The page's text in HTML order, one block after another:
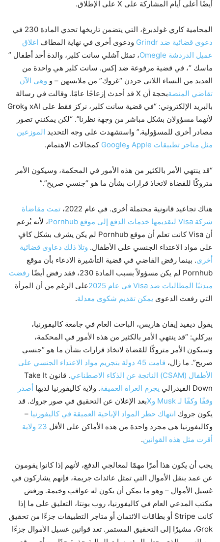
أيضًا أعلى أيام المشاركة على X على الإطلاق.
المحامية كاري غولدبرغ، التي يتضمن تاريخها تحدي المادة 230 في
دعوى قضائية ضد Grindr
ودعوى أخرى في نهاية المطاف اغلاق
عميل الدردشة Omegle
، تمثل آشلي سانت كلير، والدة أحد أطفال ”
ماسك “، في قضية مرفوعة ضد إكس. سانت كلير هي واحدة من
العديد من النساء اللاتي جردن “غروك” من ملابسهن – و وهي الآن
تقاضي المنصة
بحجة أن X قد أحدث إزعاجًا عامًا. وقالت في رسالة
بالبريد الإلكتروني: “في قضية سانت كلير، نركز فقط على xAI وGrok
لأنهما مسؤولان بشكل مباشر من وجهة نظرنا”. “لكن يمكنني تصور
مصادر أخرى للمسؤولية.” واستشهدت على وجه التحديد الموزعين
مثل متاجر تطبيقات Apple وGoogle
كمجالات الاهتمام.
“قد ينتهي الأمر بالكثير من هذه الأمور في المحكمة، وسيكون الأمر
متروكًا للقضاة لاتخاذ قرارات بشأن ما هو “جنسي صريح”.”
هناك تجاعيد قانونية محتملة أخرى. في عام 2022،
تمت مقاضاة
شركة Visa لتقديمها خدمات الدفع إلى موقع Pornhub
، لأنه يُزعم
أن Visa كانت تعلم أن موقع Pornhub لم يكن يشرف بشكل كافٍ
على مواد الاعتداء الجنسي على الأطفال. وتلا ذلك دعاوى قضائية
أخرى. بينما رفض القاضي في قضية التأشيرة الادعاء بأن موقع
Pornhub لم يكن مسؤولاً بسبب المادة 230، فقد رفض أيضًا
رفضت
مبدئيًا المطالبات ضد Visa في عام 2025
على الرغم من أن المرأة
التي رفعت الدعوى يمكن تقديم شكوى معدلة.
يقول ديفيد إيفان هاريس، الباحث العام في جامعة كاليفورنيا،
بيركلي: “قد ينتهي الأمر بالكثير من هذه الأمور في المحكمة،
وسيكون الأمر متروكًا للقضاة لاتخاذ قرارات بشأن ما هو “جنسي
صريح”. ما زال،
قامت 45 دولة بتجريم مواد الاعتداء الجنسي على
الأطفال (CSAM) الناتجة عن الذكاء الاصطناعي
. قانون Take It
Down الفيدرالي
يجرم العراة العميقة. ولاية كاليفورنيا لديها أصدر
وقفًا وكفًا لـ Musk وX
بعد الإعلان عن التحقيق في صور جروك. قد
يكون جروك انتهاك حظر المواد الإباحية العميقة في كاليفورنيا –
وكاليفورنيا هي مجرد واحدة من هذه الأماكن على الأقل
23 ولاية
أقرت مثل هذه القوانين.
يجب أن يكون هذا أمرًا مهمًا لمعالجي الدفع، لأنهم إذا كانوا يقومون
عن عمد بنقل الأموال التي تمثل عائدات جريمة، فإنهم يشاركون في
غسيل الأموال – وهو ما يمكن أن يكون له عواقب وخيمة. ورفض
مكتب المدعي العام في كاليفورنيا، روب بونتا، التعليق على ما إذا
كانت Stripe أو بطاقات الائتمان أو متاجر التطبيقات جزءًا من تحقيق
Grok، مشيرًا إلى التحقيق المستمر. تعد قوانين غسيل الأموال جزءًا